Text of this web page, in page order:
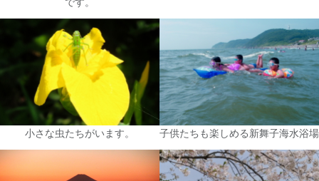
小さな虫たちがいます。 子供たちも楽しめる新舞子海水浴場